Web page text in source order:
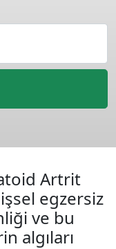
Artrit
egzersiz
ve bu
algıları